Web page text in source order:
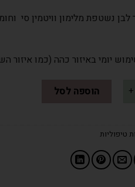
נשטפת מלימון וויטמין סי
יומי באיזור כהה (כמו
הוספה לסל
טיפוליות